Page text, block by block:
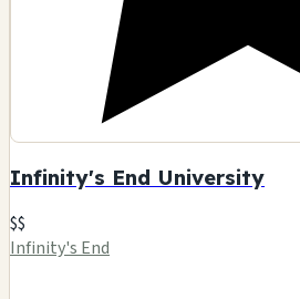
Infinity's End University
$$
Infinity's End